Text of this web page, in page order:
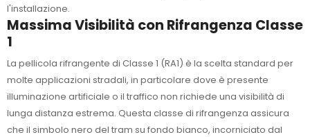
l'installazione.
Massima Visibilità con Rifrangenza Classe
1
La pellicola rifrangente di Classe 1 (RA1) è la scelta standard per
molte applicazioni stradali, in particolare dove è presente
illuminazione artificiale o il traffico non richiede una visibilità di
lunga distanza estrema. Questa classe di rifrangenza assicura
che il simbolo nero del tram su fondo bianco, incorniciato dal